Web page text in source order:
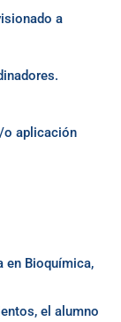
a
o aplicación
en Bioquímica,
el alumno